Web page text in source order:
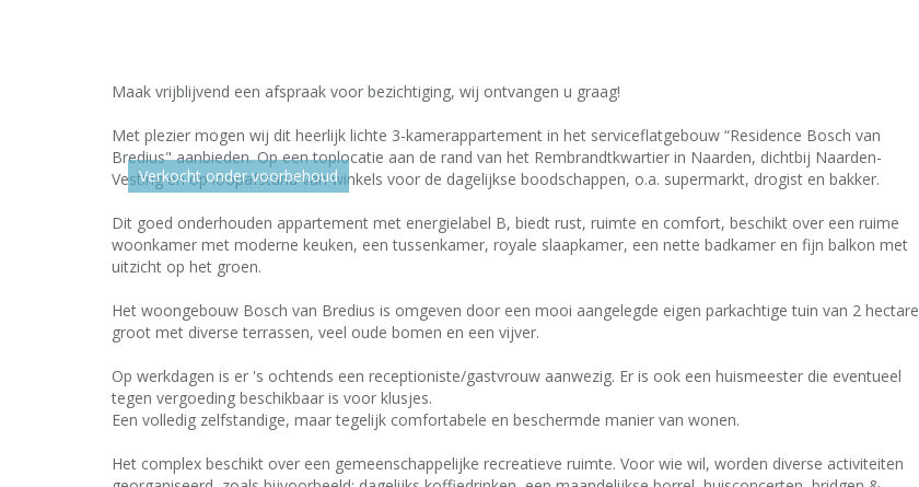
Verkocht onder voorbehoud
Maak vrijblijvend een afspraak voor bezichtiging, wij ontvangen u graag!
Met plezier mogen wij dit heerlijk lichte 3-kamerappartement in het serviceflatgebouw “Residence Bosch van
Bredius" aanbieden. Op een toplocatie aan de rand van het Rembrandtkwartier in Naarden, dichtbij Naarden-
Vesting en op loopafstand van winkels voor de dagelijkse boodschappen, o.a. supermarkt, drogist en bakker.
Dit goed onderhouden appartement met energielabel B, biedt rust, ruimte en comfort, beschikt over een ruime
woonkamer met moderne keuken, een tussenkamer, royale slaapkamer, een nette badkamer en fijn balkon met
uitzicht op het groen.
Het woongebouw Bosch van Bredius is omgeven door een mooi aangelegde eigen parkachtige tuin van 2 hectare
groot met diverse terrassen, veel oude bomen en een vijver.
Op werkdagen is er 's ochtends een receptioniste/gastvrouw aanwezig. Er is ook een huismeester die eventueel
tegen vergoeding beschikbaar is voor klusjes.
Een volledig zelfstandige, maar tegelijk comfortabele en beschermde manier van wonen.
Het complex beschikt over een gemeenschappelijke recreatieve ruimte. Voor wie wil, worden diverse activiteiten